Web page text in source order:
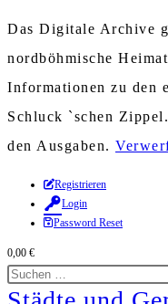
Das Digitale Archive
nordböhmische
Informationen zu den
Schluck `schen
den Ausgaben.
Zum
Inhalt
springen
Registrieren
Login
Password Reset
0,00 €
Diese
Website